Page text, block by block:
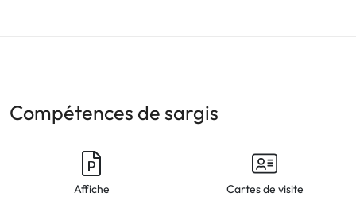
Compétences de sargis
Affiche Cartes de visite